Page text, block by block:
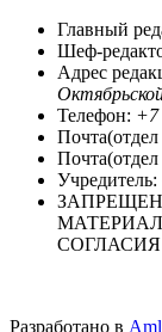
Главный
Шеф-
Адрес
Телефон: +7
Учредитель:
Разработано в